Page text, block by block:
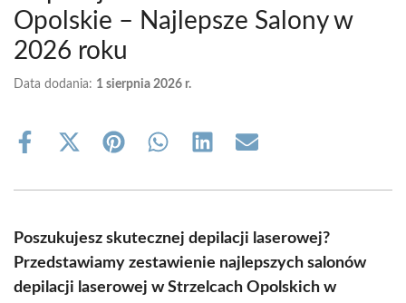
Opolskie – Najlepsze Salony w
2026 roku
Data dodania: 1 sierpnia 2026 r.
Share
Share
(Twitter)
Share Share Share Share
Poszukujesz skutecznej depilacji laserowej?
Przedstawiamy zestawienie najlepszych salonów
depilacji laserowej w Strzelcach Opolskich w